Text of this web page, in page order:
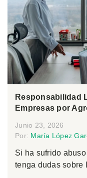
Responsabilidad
Empresas por
Junio 23, 2026
Por: María López
Si ha sufrido
tenga dudas sobre